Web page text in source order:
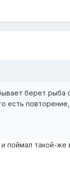
берет
есть
поймал такой-же